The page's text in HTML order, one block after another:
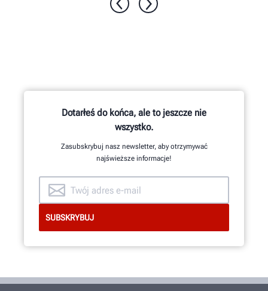
DOWIEDZ SIĘ WIĘCEJ
Dotarłeś do końca, ale to jeszcze nie
wszystko.
Zasubskrybuj nasz newsletter, aby otrzymywać
najświeższe informacje!